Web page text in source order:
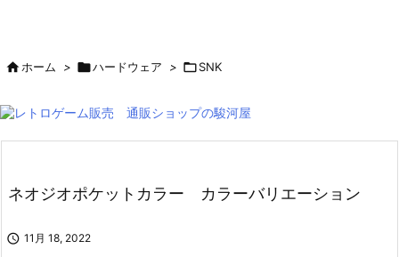
ホーム > ハードウェア > SNK
ネオジオポケットカラー カラーバリエーション
 11月 18, 2022